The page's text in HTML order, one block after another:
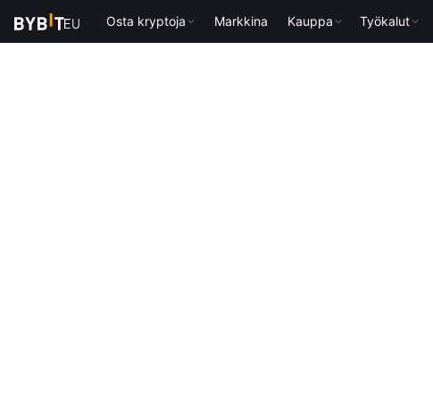
Osta kryptoja Markkina Kauppa Työkalut